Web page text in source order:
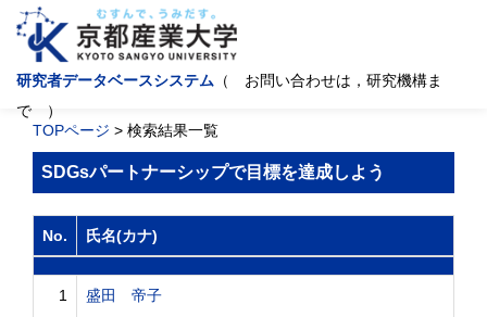
研究者データベースシステム （ お問い合わせは，研究機構ま
で ）
TOPページ > 検索結果一覧
SDGsパートナーシップで目標を達成しよう
No. 氏名(カナ)
1 盛田 帝子